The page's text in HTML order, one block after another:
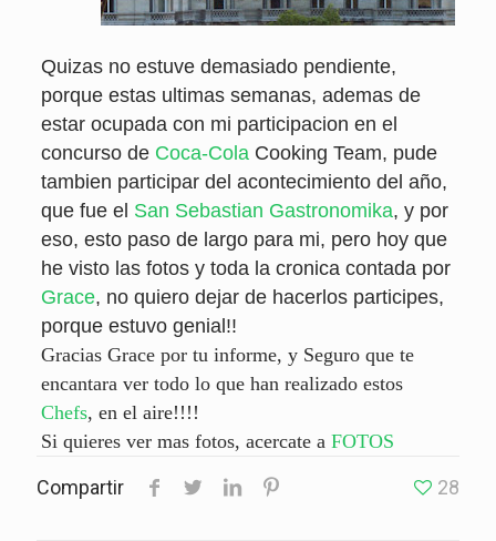
Quizas no estuve demasiado pendiente,
porque estas ultimas semanas, ademas de
estar ocupada con mi participacion en el
concurso de Coca-ColaCooking Team, pude
tambien participar del acontecimiento del año,
que fue el San Sebastian Gastronomika, y por
eso, esto paso de largo para mi, pero hoy que
he visto las fotos y toda la cronica contada por
Grace, no quiero dejar de hacerlos participes,
porque estuvo genial!!
Gracias Grace por tu informe, y Seguro que te
encantara ver todo lo que han realizado estos
Chefs, en el aire!!!!
Si quieres ver mas fotos, acercate a FOTOS
Compartir 28